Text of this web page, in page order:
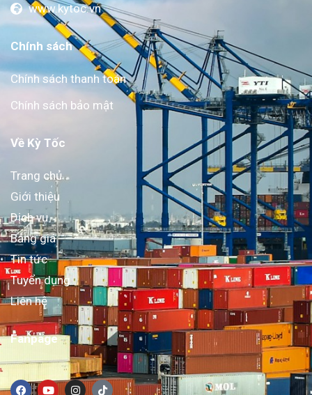
www.kytoc.vn
Chính sách
Chính sách thanh toán
Chính sách bảo mật
Về Kỳ Tốc
Trang chủ
Giới thiệu
Dịch vụ
Bảng giá
Tin tức
Tuyển dụng
Liên hệ
Fanpage